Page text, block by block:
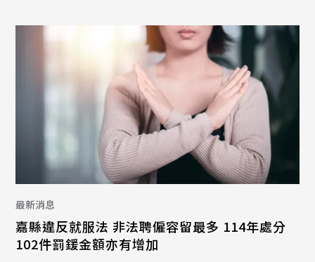
最新消息
嘉縣違反就服法 非法聘僱容留最多 114年處分
102件罰鍰金額亦有增加